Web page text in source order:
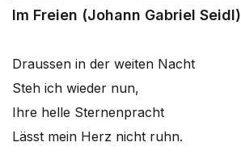
Im Freien (Johann Gabriel Seidl)
Draussen in der weiten Nacht
Steh ich wieder nun,
Ihre helle Sternenpracht
Lässt mein Herz nicht ruhn.